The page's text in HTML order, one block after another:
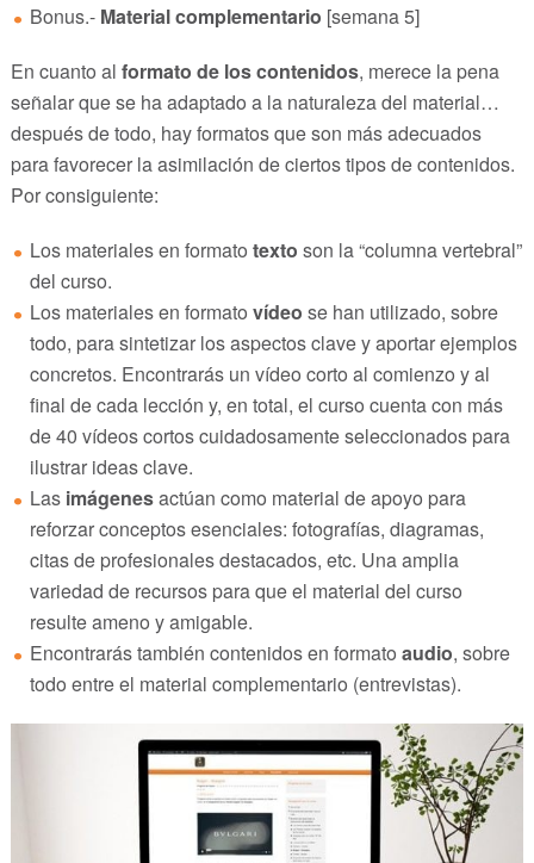
Bonus.- Material complementario [semana 5]
En cuanto al formato de los contenidos, merece la pena
señalar que se ha adaptado a la naturaleza del material…
después de todo, hay formatos que son más adecuados
para favorecer la asimilación de ciertos tipos de contenidos.
Por consiguiente:
Los materiales en formato texto son la “columna vertebral”
del curso.
Los materiales en formato vídeo se han utilizado, sobre
todo, para sintetizar los aspectos clave y aportar ejemplos
concretos. Encontrarás un vídeo corto al comienzo y al
final de cada lección y, en total, el curso cuenta con más
de 40 vídeos cortos cuidadosamente seleccionados para
ilustrar ideas clave.
Las imágenesactúan como material de apoyo para
reforzar conceptos esenciales: fotografías, diagramas,
citas de profesionales destacados, etc. Una amplia
variedad de recursos para que el material del curso
resulte ameno y amigable.
Encontrarás también contenidos en formato audio, sobre
todo entre el material complementario (entrevistas).